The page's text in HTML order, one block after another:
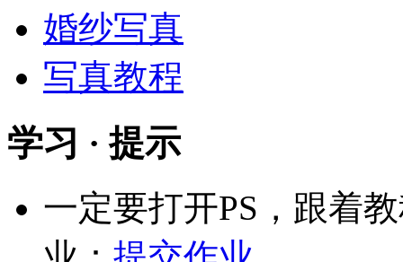
婚纱写真
写真教程
学习 · 提示
一定要打开PS，跟着